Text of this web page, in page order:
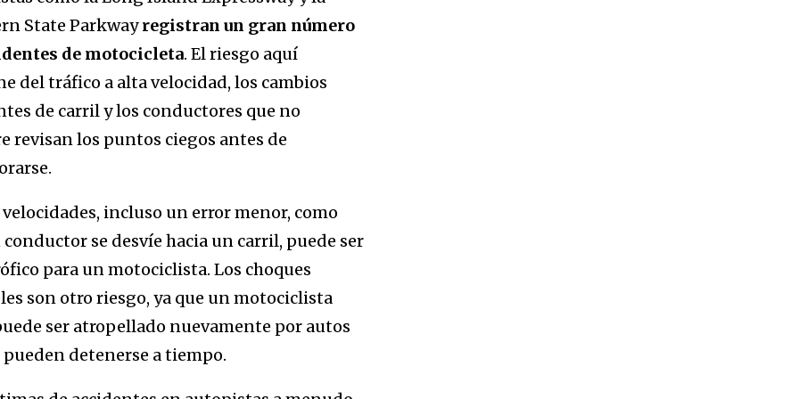
State Parkwayregistran un gran número
de motocicleta. El riesgo aquí
del tráfico a alta velocidad, los cambios
de carril y los conductores que no
revisan los puntos ciegos antes de
incluso un error menor, como
se desvíe hacia un carril, puede ser
para un motociclista. Los choques
son otro riesgo, ya que un motociclista
ser atropellado nuevamente por autos
pueden detenerse a tiempo.